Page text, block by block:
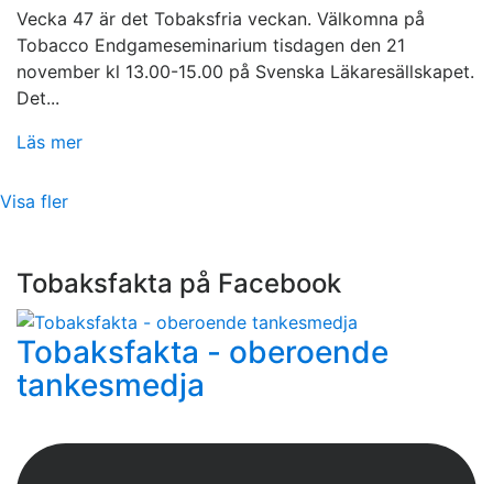
Vecka 47 är det Tobaksfria veckan. Välkomna på
Tobacco Endgameseminarium tisdagen den 21
november kl 13.00-15.00 på Svenska Läkaresällskapet.
Det...
Läs mer
Visa fler
Tobaksfakta på Facebook
Tobaksfakta - oberoende
tankesmedja